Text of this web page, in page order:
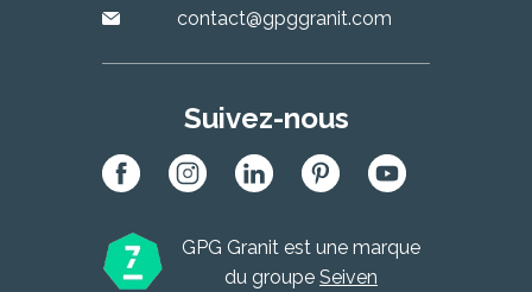
contact@gpggranit.com
Suivez-nous
GPG Granit est une marque
du groupe Seiven